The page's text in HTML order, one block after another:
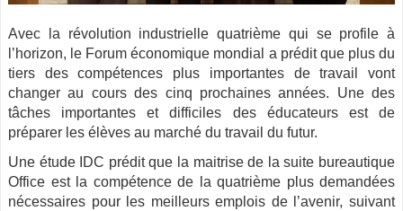
Avec la révolution industrielle quatrième qui se profile à
l’horizon, le Forum économique mondial a prédit que plus du
tiers des compétences plus importantes de travail vont
changer au cours des cinq prochaines années. Une des
tâches importantes et difficiles des éducateurs est de
préparer les élèves au marché du travail du futur.
Une étude IDC prédit que la maitrise de la suite bureautique
Office est la compétence de la quatrième plus demandées
nécessaires pour les meilleurs emplois de l’avenir, suivant